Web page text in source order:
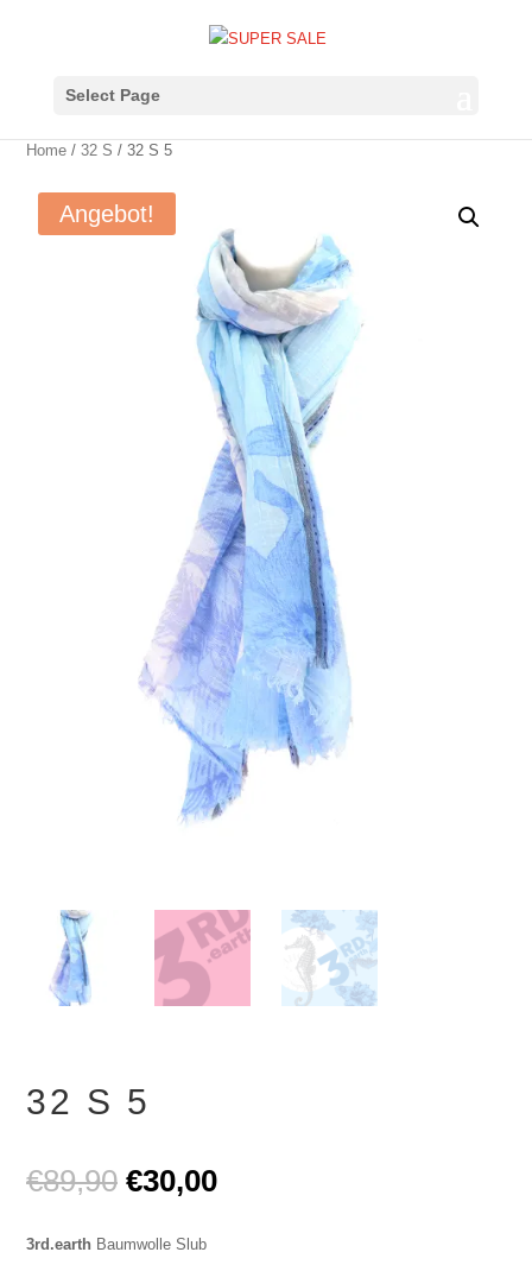
Select Page
Home / 32 S / 32 S 5
Angebot!
32 S 5
€89,90 Ursprünglicher
Preis
war:
€30,00Aktueller
3rd.earth Baumwolle Slub